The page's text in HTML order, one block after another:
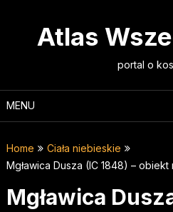
Atlas
portal o
MENU
Home
Ciała niebieskie
Mgławica Dusza (IC 1848) – obiekt
Mgławica